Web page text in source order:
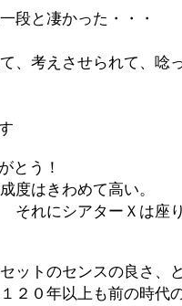
段と凄かった・・・
、考えさせられて、唸
とう！
度はきわめて高い。
れにシアターＸは座
ットのセンスの良さ、
２０年以上も前の時